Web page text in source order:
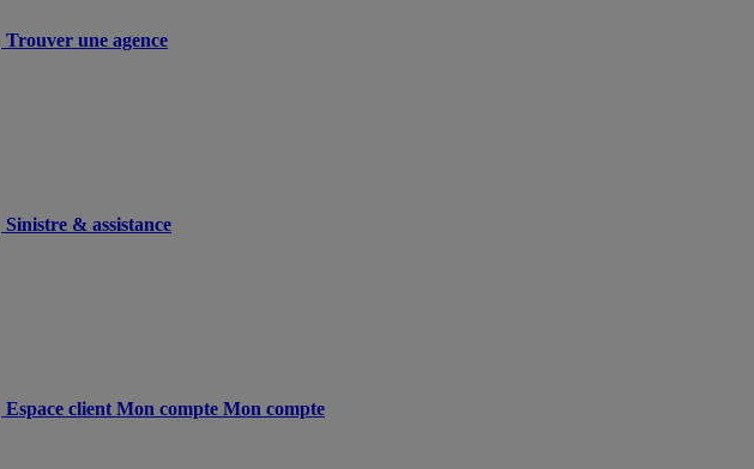
Trouver une agence
Sinistre & assistance
Espace client Mon compte Mon compte